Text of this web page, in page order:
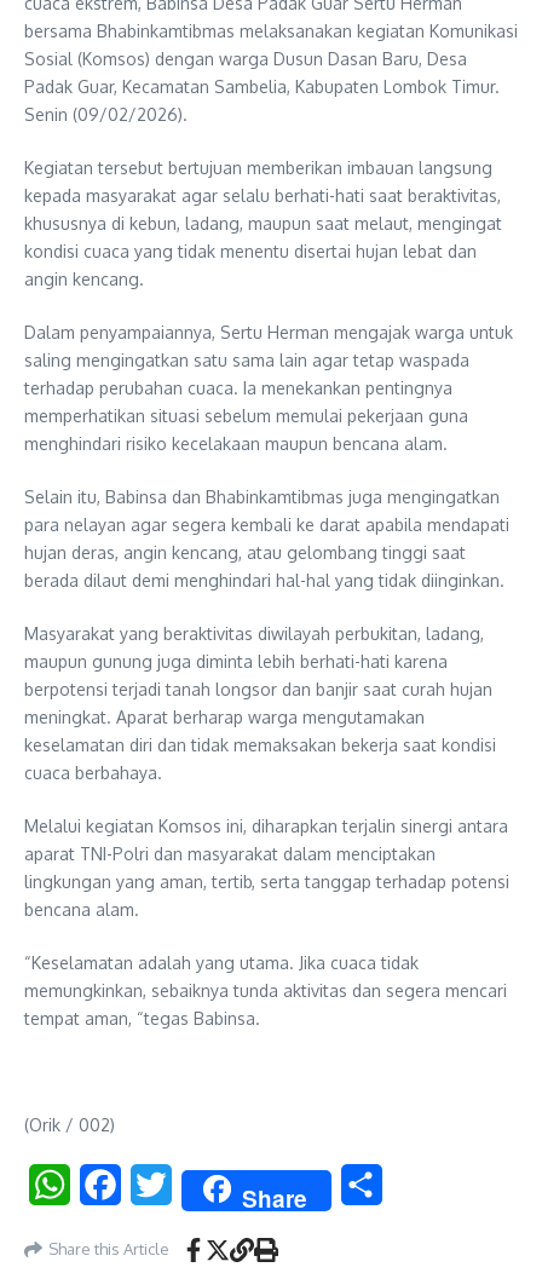
bersama Bhabinkamtibmas melaksanakan kegiatan Komunikasi
Sosial (Komsos) dengan warga Dusun Dasan Baru, Desa
Padak Guar, Kecamatan Sambelia, Kabupaten Lombok Timur.
Senin (09/02/2026).
Kegiatan tersebut bertujuan memberikan imbauan langsung
kepada masyarakat agar selalu berhati-hati saat beraktivitas,
khususnya di kebun, ladang, maupun saat melaut, mengingat
kondisi cuaca yang tidak menentu disertai hujan lebat dan
angin kencang.
Dalam penyampaiannya, Sertu Herman mengajak warga untuk
saling mengingatkan satu sama lain agar tetap waspada
terhadap perubahan cuaca. Ia menekankan pentingnya
memperhatikan situasi sebelum memulai pekerjaan guna
menghindari risiko kecelakaan maupun bencana alam.
Selain itu, Babinsa dan Bhabinkamtibmas juga mengingatkan
para nelayan agar segera kembali ke darat apabila mendapati
hujan deras, angin kencang, atau gelombang tinggi saat
berada dilaut demi menghindari hal-hal yang tidak diinginkan.
Masyarakat yang beraktivitas diwilayah perbukitan, ladang,
maupun gunung juga diminta lebih berhati-hati karena
berpotensi terjadi tanah longsor dan banjir saat curah hujan
meningkat. Aparat berharap warga mengutamakan
keselamatan diri dan tidak memaksakan bekerja saat kondisi
cuaca berbahaya.
Melalui kegiatan Komsos ini, diharapkan terjalin sinergi antara
aparat TNI-Polri dan masyarakat dalam menciptakan
lingkungan yang aman, tertib, serta tanggap terhadap potensi
bencana alam.
“Keselamatan adalah yang utama. Jika cuaca tidak
memungkinkan, sebaiknya tunda aktivitas dan segera mencari
tempat aman, “tegas Babinsa.
(Orik / 002)
WhatsAppFacebookTwitter Share
Share this Article